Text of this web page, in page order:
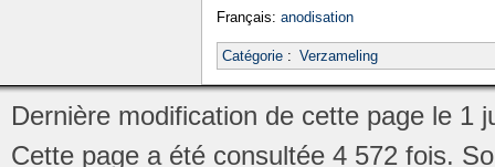
Français: anodisation
Catégorie: Verzameling
Dernière modification de cette page le 1
Cette page a été consultée 4 572 fois.